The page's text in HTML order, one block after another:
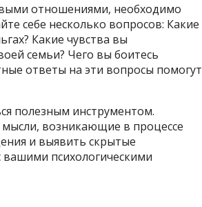
отношениями, необходимо
себе несколько вопросов: Какие
Какие чувства вы
семьи? Чего вы боитесь
ответы на эти вопросы помогут
полезным инструментом.
мысли, возникающие в процессе
и выявить скрытые
психологическими